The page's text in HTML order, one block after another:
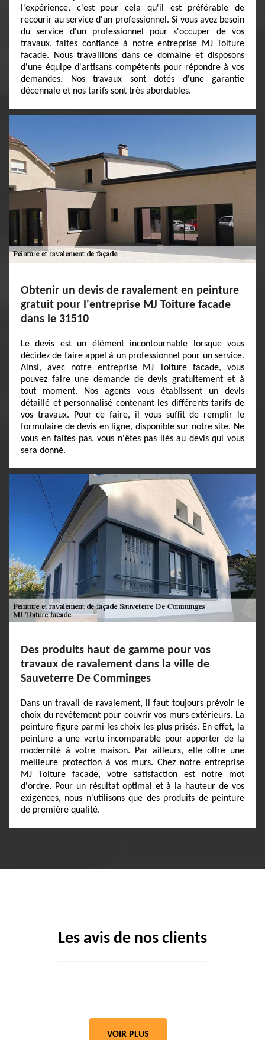
l'expérience, c'est pour cela qu'il est préférable de
recourir au service d'un professionnel. Si vous avez besoin
du service d'un professionnel pour s'occuper de vos
travaux, faites confiance à notre entreprise MJ Toiture
facade. Nous travaillons dans ce domaine et disposons
d'une équipe d'artisans compétents pour répondre à vos
demandes. Nos travaux sont dotés d'une garantie
décennale et nos tarifs sont très abordables.
Obtenir un devis de ravalement en peinture
gratuit pour l'entreprise MJ Toiture facade
dans le 31510
Le devis est un élément incontournable lorsque vous
décidez de faire appel à un professionnel pour un service.
Ainsi, avec notre entreprise MJ Toiture facade, vous
pouvez faire une demande de devis gratuitement et à
tout moment. Nos agents vous établissent un devis
détaillé et personnalisé contenant les différents tarifs de
vos travaux. Pour ce faire, il vous suffit de remplir le
formulaire de devis en ligne, disponible sur notre site. Ne
vous en faites pas, vous n'êtes pas liés au devis qui vous
sera donné.
Des produits haut de gamme pour vos
travaux de ravalement dans la ville de
Sauveterre De Comminges
Dans un travail de ravalement, il faut toujours prévoir le
choix du revêtement pour couvrir vos murs extérieurs. La
peinture figure parmi les choix les plus prisés. En effet, la
peinture a une vertu incomparable pour apporter de la
modernité à votre maison. Par ailleurs, elle offre une
meilleure protection à vos murs. Chez notre entreprise
MJ Toiture facade, votre satisfaction est notre mot
d'ordre. Pour un résultat optimal et à la hauteur de vos
exigences, nous n'utilisons que des produits de peinture
de première qualité.
Les avis de nos clients
VOIR PLUS